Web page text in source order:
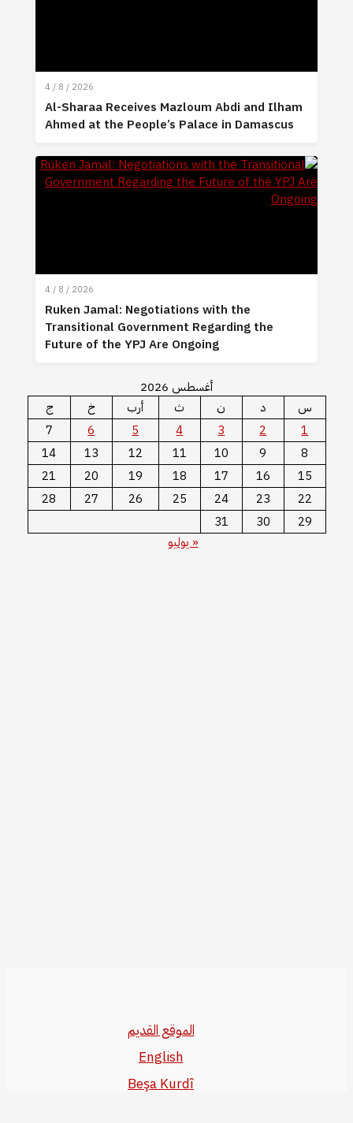
4 / 8 / 2026
Al-Sharaa Receives Mazloum Abdi and Ilham
Ahmed at the People’s Palace in Damascus
4 / 8 / 2026
Ruken Jamal: Negotiations with the
Transitional Government Regarding the
Future of the YPJ Are Ongoing
أغسطس 2026
س
د ن ث أرب خ
ج
1
2
3
4
5
6
7
8
9
10
11
12
13
14
15
16
17
18
19
20
21
22
23
24
25
26
27
28
29
30
31
« يوليو
الموقع القديم
English
Beşa Kurdî